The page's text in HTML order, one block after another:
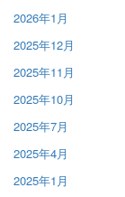
2026年1月
2025年12月
2025年11月
2025年10月
2025年7月
2025年4月
2025年1月